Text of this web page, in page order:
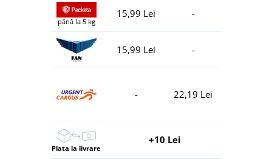
până la 5 kg
15,99 Lei -
15,99 Lei -
- 22,19 Lei
Plata la livrare
+10 Lei